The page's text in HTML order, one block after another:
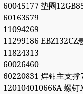
60045177 垫圈
60163579
11094269
11299186 EBZ132CZ
11824313
60026460
60220831 焊钳主支撑
120104010666A 螺钉